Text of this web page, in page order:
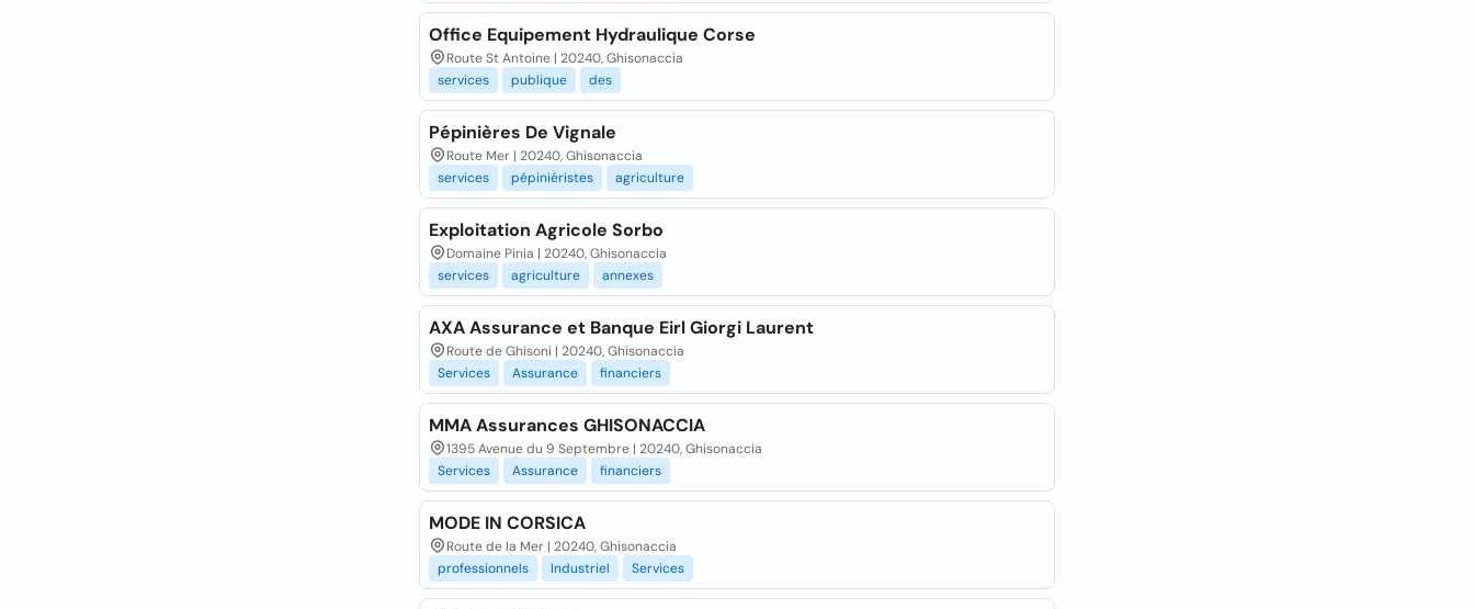
Office Equipement Hydraulique Corse
Route St Antoine | 20240, Ghisonaccia
services
publique des
Pépinières De Vignale
Route Mer | 20240, Ghisonaccia
services
pépiniéristes agriculture
Exploitation Agricole Sorbo
Domaine Pinia | 20240, Ghisonaccia
services
agriculture annexes
AXA Assurance et Banque Eirl Giorgi Laurent
Route de Ghisoni | 20240, Ghisonaccia
Services
Assurance financiers
MMA Assurances GHISONACCIA
1395 Avenue du 9 Septembre | 20240, Ghisonaccia
Services
Assurance financiers
MODE IN CORSICA
Route de la Mer | 20240, Ghisonaccia
professionnels
Industriel Services